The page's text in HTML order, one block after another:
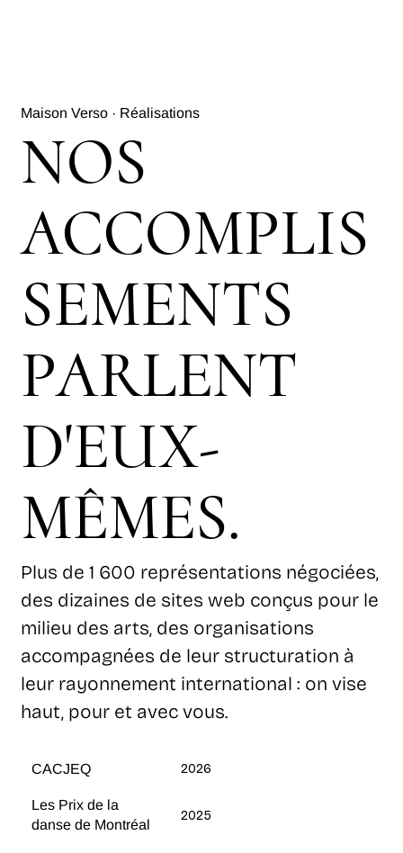
Maison Verso · Réalisations
NOS
ACCOMPLIS
SEMENTS
PARLENT
D'EUX-
MÊMES.
Plus de 1 600 représentations négociées,
des dizaines de sites web conçus pour le
milieu des arts, des organisations
accompagnées de leur structuration à
leur rayonnement international : on vise
haut, pour et avec vous.
CACJEQ 2026
Les Prix de la
danse de Montréal
2025